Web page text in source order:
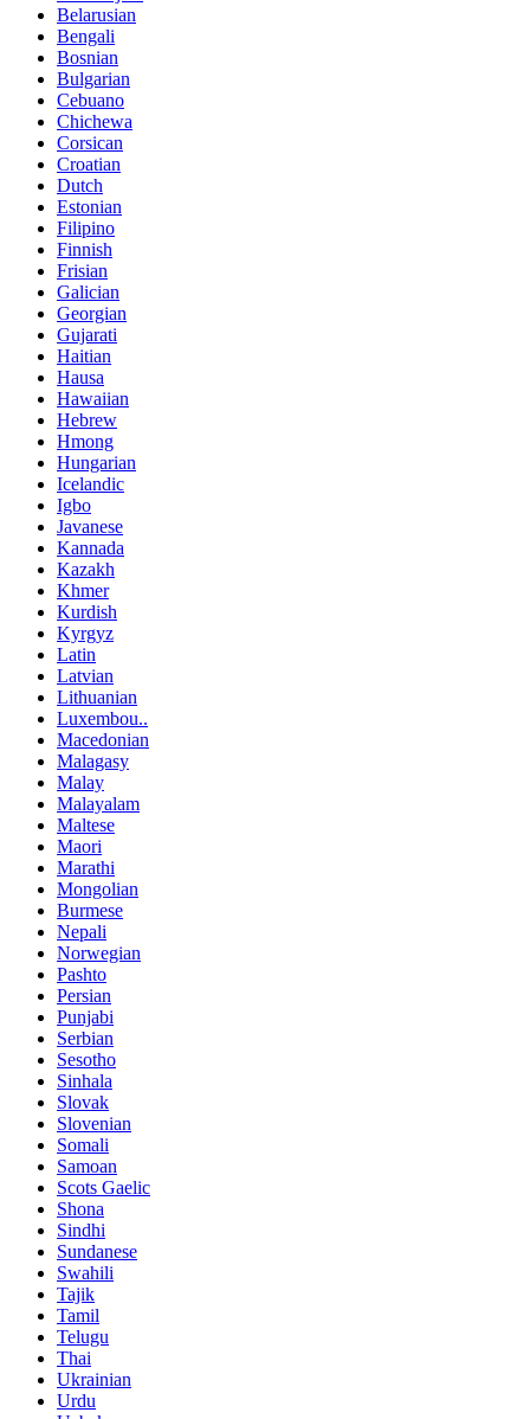
Belarusian
Bengali
Bosnian
Bulgarian
Cebuano
Chichewa
Corsican
Croatian
Dutch
Estonian
Filipino
Finnish
Frisian
Galician
Georgian
Gujarati
Haitian
Hausa
Hawaiian
Hebrew
Hmong
Hungarian
Icelandic
Igbo
Javanese
Kannada
Kazakh
Khmer
Kurdish
Kyrgyz
Latin
Latvian
Lithuanian
Luxembou..
Macedonian
Malagasy
Malay
Malayalam
Maltese
Maori
Marathi
Mongolian
Burmese
Nepali
Norwegian
Pashto
Persian
Punjabi
Serbian
Sesotho
Sinhala
Slovak
Slovenian
Somali
Samoan
Scots Gaelic
Shona
Sindhi
Sundanese
Swahili
Tajik
Tamil
Telugu
Thai
Ukrainian
Urdu